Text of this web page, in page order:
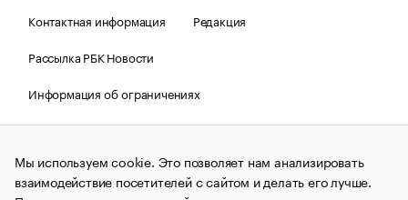
Контактная информация
Редакция
Рассылка РБК Новости
Информация об ограничениях
Правовая информация
О соблюдении авторских прав
© АО «РОСБИЗНЕСКОНСАЛТИНГ»,1995–2026.Сообщения
и материалы информационного агентства «РБК»
(зарегистрировано Федеральной службой по надзору в сфере
Мы используем cookie. Это позволяет нам анализировать
взаимодействие посетителей с сайтом и делать его лучше.